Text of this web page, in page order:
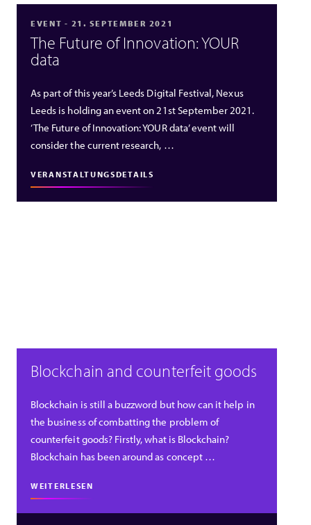
EVENT - 21. SEPTEMBER 2021
The Future of Innovation: YOUR
data
As part of this year’s Leeds Digital Festival, Nexus
Leeds is holding an event on 21st September 2021.
‘The Future of Innovation: YOUR data’ event will
consider the current research, …
VERANSTALTUNGSDETAILS
Blockchain and counterfeit goods
Blockchain is still a buzzword but how can it help in
the business of combatting the problem of
counterfeit goods? Firstly, what is Blockchain?
Blockchain has been around as concept …
WEITERLESEN